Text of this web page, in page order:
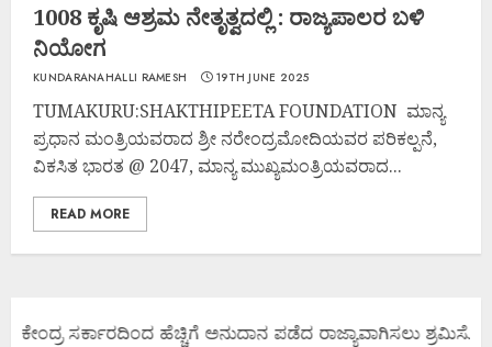
1008 ಕೃಷಿ ಆಶ್ರಮ ನೇತೃತ್ವದಲ್ಲಿ : ರಾಜ್ಯಪಾಲರ ಬಳಿ
ನಿಯೋಗ
KUNDARANAHALLI RAMESH 19TH JUNE 2025
TUMAKURU:SHAKTHIPEETA FOUNDATION ಮಾನ್ಯ
ಪ್ರಧಾನ ಮಂತ್ರಿಯವರಾದ ಶ್ರೀ ನರೇಂದ್ರಮೋದಿಯವರ ಪರಿಕಲ್ಪನೆ,
ವಿಕಸಿತ ಭಾರತ @ 2047, ಮಾನ್ಯ ಮುಖ್ಯಮಂತ್ರಿಯವರಾದ...
READ MORE
ಕೇಂದ್ರ ಸರ್ಕಾರದಿಂದ ಹೆಚ್ಚಿಗೆ ಅನುದಾನ ಪಡೆದ ರಾಜ್ಯಾವಾಗಿಸಲು